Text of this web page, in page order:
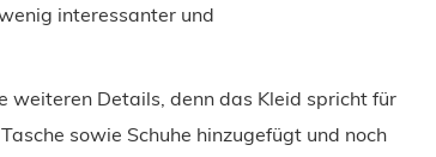
interessanter und
weiteren Details, denn das Kleid spricht für
sowie Schuhe hinzugefügt und noch